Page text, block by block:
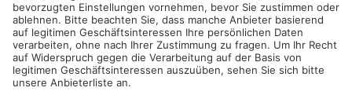
Polizei bittet um Hinweise
Die Ermittler suchen nun nach Zeugen, die den Überfall
beobachtet haben oder Hinweise zum Täter geben können.
Wer verdächtige Personen oder Fahrzeuge in der Nähe der
Tankstelle gesehen hat, wird gebeten, sich bei der Polizei zu
melden.